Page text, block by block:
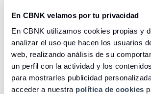
En CBNK velamos por tu privacidad
En CBNK utilizamos cookies propias y
analizar el uso que hacen los usuarios
web, realizando análisis de su
un perfil con la actividad y los
para mostrarles publicidad
acceder a nuestra política de cookies
Nuestras oficinas
Encuentra tu oficina o cajero
consulta su ubicación en el
Acceder